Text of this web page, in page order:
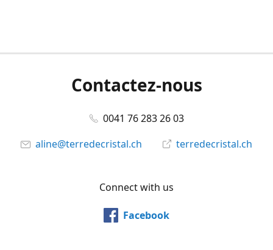
Contactez-nous
0041 76 283 26 03
aline@terredecristal.ch
terredecristal.ch
Connect with us
Facebook